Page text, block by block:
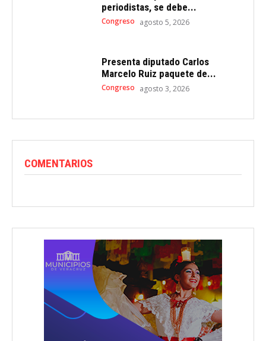
periodistas, se debe...
Congreso agosto 5, 2026
Presenta diputado Carlos
Marcelo Ruiz paquete de...
Congreso agosto 3, 2026
COMENTARIOS